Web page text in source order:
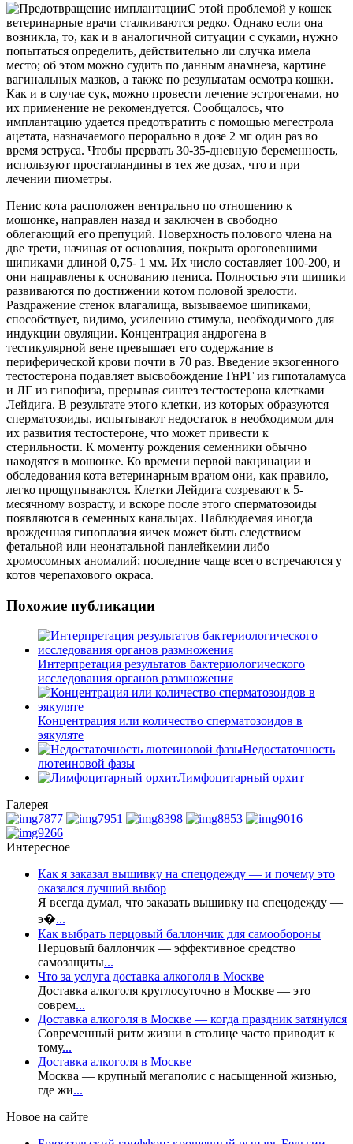
С этой проблемой у кошек
ветеринарные врачи сталкиваются редко. Однако если она
возникла, то, как и в аналогичной ситуации с суками, нужно
попытаться определить, действительно ли случка имела
место; об этом можно судить по данным анамнеза, картине
вагинальных мазков, а также по результатам осмотра кошки.
Как и в случае сук, можно провести лечение эстрогенами, но
их применение не рекомендуется. Сообщалось, что
имплантацию удается предотвратить с помощью мегестрола
ацетата, назначаемого перорально в дозе 2 мг один раз во
время эструса. Чтобы прервать 30-35-дневную беременность,
используют простагландины в тех же дозах, что и при
лечении пиометры.
Пенис кота расположен вентрально по отношению к
мошонке, направлен назад и заключен в свободно
облегающий его препуций. Поверхность полового члена на
две трети, начиная от основания, покрыта ороговевшими
шипиками длиной 0,75- 1 мм. Их число составляет 100-200, и
они направлены к основанию пениса. Полностью эти шипики
развиваются по достижении котом половой зрелости.
Раздражение стенок влагалища, вызываемое шипиками,
способствует, видимо, усилению стимула, необходимого для
индукции овуляции. Концентрация андрогена в
тестикулярной вене превышает его содержание в
периферической крови почти в 70 раз. Введение экзогенного
тестостерона подавляет высвобождение ГнРГ из гипоталамуса
и ЛГ из гипофиза, прерывая синтез тестостерона клетками
Лейдига. В результате этого клетки, из которых образуются
сперматозоиды, испытывают недостаток в необходимом для
их развития тестостероне, что может привести к
стерильности. К моменту рождения семенники обычно
находятся в мошонке. Ко времени первой вакцинации и
обследования кота ветеринарным врачом они, как правило,
легко прощупываются. Клетки Лейдига созревают к 5-
месячному возрасту, и вскоре после этого сперматозоиды
появляются в семенных канальцах. Наблюдаемая иногда
врожденная гипоплазия яичек может быть следствием
фетальной или неонатальной панлейкемии либо
хромосомных аномалий; последние чаще всего встречаются у
котов черепахового окраса.
Похожие публикации
Интерпретация результатов бактериологического
исследования органов размножения
Концентрация или количество сперматозоидов в
эякуляте
Недостаточность
лютеиновой фазы
Лимфоцитарный орхит
Галерея
Интересное
Как я заказал вышивку на спецодежду — и почему это
оказался лучший выбор
Я всегда думал, что заказать вышивку на спецодежду —
э�...
Как выбрать перцовый баллончик для самообороны
Перцовый баллончик — эффективное средство
самозащиты...
Что за услуга доставка алкоголя в Москве
Доставка алкоголя круглосуточно в Москве — это
соврем...
Доставка алкоголя в Москве — когда праздник затянулся
Современный ритм жизни в столице часто приводит к
тому...
Доставка алкоголя в Москве
Москва — крупный мегаполис с насыщенной жизнью,
где жи...
Новое на сайте